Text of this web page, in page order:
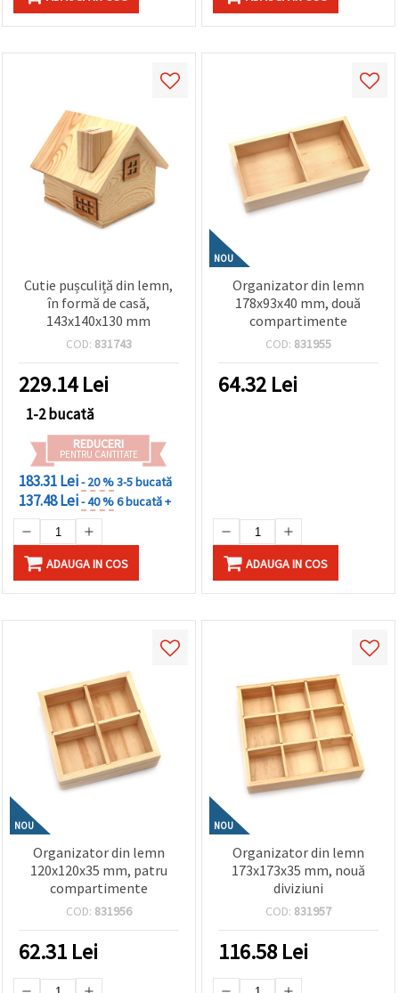
Cutie pușculiță din lemn,
în formă de casă,
143x140x130 mm
COD: 831743
229.14Lei
1-2 bucată
REDUCERI
PENTRU CANTITATE
183.31 Lei- 20 %3-5 bucată
137.48 Lei- 40 %6 bucată +
ADAUGA IN COS
NOU
Organizator din lemn
178x93x40 mm, două
compartimente
COD: 831955
64.32 Lei
ADAUGA IN COS
NOU
Organizator din lemn
120x120x35 mm, patru
compartimente
COD: 831956
62.31 Lei
NOU
Organizator din lemn
173x173x35 mm, nouă
diviziuni
COD: 831957
116.58 Lei